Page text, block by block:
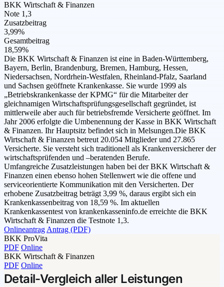
BKK Wirtschaft & Finanzen
Note 1,3
Zusatzbeitrag
3,99%
Gesamtbeitrag
18,59%
Die BKK Wirtschaft & Finanzen ist eine in Baden-Württemberg,
Bayern, Berlin, Brandenburg, Bremen, Hamburg, Hessen,
Niedersachsen, Nordrhein-Westfalen, Rheinland-Pfalz, Saarland
und Sachsen geöffnete Krankenkasse. Sie wurde 1999 als
„Betriebskrankenkasse der KPMG“ für die Mitarbeiter der
gleichnamigen Wirtschaftsprüfungsgesellschaft gegründet, ist
mittlerweile aber auch für betriebsfremde Versicherte geöffnet. Im
Jahr 2006 erfolgte die Umbenennung der Kasse in BKK Wirtschaft
& Finanzen. Ihr Hauptsitz befindet sich in Melsungen.Die BKK
Wirtschaft & Finanzen betreut 20.054 Mitglieder und 27.865
Versicherte. Sie versteht sich traditionell als Krankenversicherer der
wirtschaftsprüfenden und –beratenden Berufe.
Umfangreiche Zusatzleistungen haben bei der BKK Wirtschaft &
Finanzen einen ebenso hohen Stellenwert wie die offene und
serviceorientierte Kommunikation mit den Versicherten. Der
erhobene Zusatzbeitrag beträgt 3,99 %, daraus ergibt sich ein
Krankenkassenbeitrag von 18,59 %. Im aktuellen
Krankenkassentest von krankenkasseninfo.de erreichte die BKK
Wirtschaft & Finanzen die Testnote 1,3.
Onlineantrag Antrag (PDF)
BKK ProVita
PDF Online
BKK Wirtschaft & Finanzen
PDF Online
Detail-Vergleich aller Leistungen